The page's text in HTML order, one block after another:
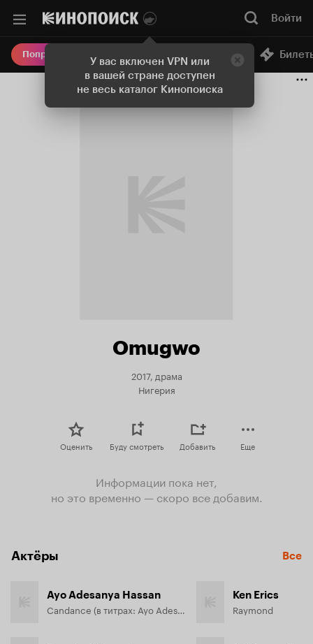
У вас включен VPN или
в вашей стране доступен
не весь каталог Кинопоиска
Войти
Попробовать Плюс Онлайн-кинотеатр
Omugwo
2017, драма
Нигерия
Оценить Буду смотреть Добавить Еще
Информации пока нет,
но это временно — скоро все добавим.
Актёры Все
Ayo Adesanya Hassan
Candance (в титрах: Ayo Adesanya)
Ken Erics
Raymond